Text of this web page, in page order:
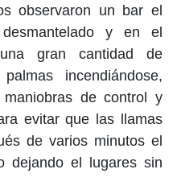
observaron un bar el
y en el
gran cantidad de
incendiándose,
de control y
evitar que las llamas
de varios minutos el
dejando el lugares sin